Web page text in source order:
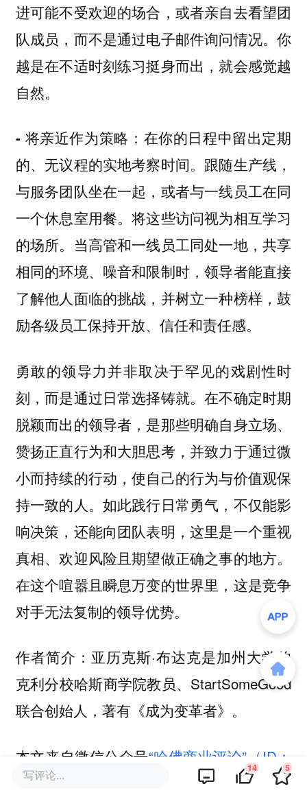
进可能不受欢迎的场合，或者亲自去看望团
队成员，而不是通过电子邮件询问情况。你
越是在不适时刻练习挺身而出，就会感觉越
自然。
- 将亲近作为策略： 在你的日程中留出定期
的、无议程的实地考察时间。跟随生产线，
与服务团队坐在一起，或者与一线员工在同
一个休息室用餐。将这些访问视为相互学习
的场所。当高管和一线员工同处一地，共享
相同的环境、噪音和限制时，领导者能直接
了解他人面临的挑战，并树立一种榜样，鼓
励各级员工保持开放、信任和责任感。
勇敢的领导力并非取决于罕见的戏剧性时
刻，而是通过日常选择铸就。在不确定时期
脱颖而出的领导者，是那些明确自身立场、
赞扬正直行为和大胆思考，并致力于通过微
小而持续的行动，使自己的行为与价值观保
持一致的人。如此践行日常勇气，不仅能影
响决策，还能向团队表明，这里是一个重视
真相、欢迎风险且期望做正确之事的地方。
在这个喧嚣且瞬息万变的世界里，这是竞争
对手无法复制的领导优势。
作者简介：亚历克斯·布达克是加州大学伯
克利分校哈斯商学院教员、StartSomeGood
联合创始人，著有《成为变革者》。
本文来自微信公众号“哈佛商业评论”（ID：
hbrchinese）
，作者：亚历克斯·布达克
写评论... 14 5